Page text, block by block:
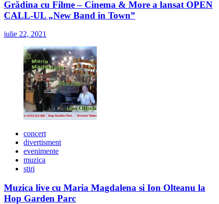
Grădina cu Filme – Cinema & More a lansat OPEN
CALL-UL „New Band in Town”
iulie 22, 2021
concert
divertisment
evenimente
muzica
stiri
Muzica live cu Maria Magdalena si Ion Olteanu la
Hop Garden Parc